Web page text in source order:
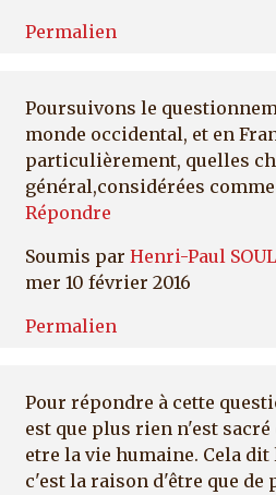
Permalien
Poursuivons le
monde occidental, et en
particulièrement, quelles
général,considérées comme
Répondre
Soumis par Henri-Paul
mer 10 février 2016
Permalien
Pour répondre à cette
est que plus rien n'est sacré
etre la vie humaine. Cela
c'est la raison d'être que de